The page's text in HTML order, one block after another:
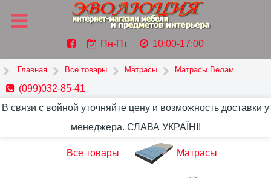
Пн-Пт 10:00-17:00
Главная Все товары Матрасы Матрасы Велам
(099)032-85-41
В связи с войной уточняйте цену и возможность доставки у
менеджера. СЛАВА УКРАЇНІ!
Все товары Матрасы